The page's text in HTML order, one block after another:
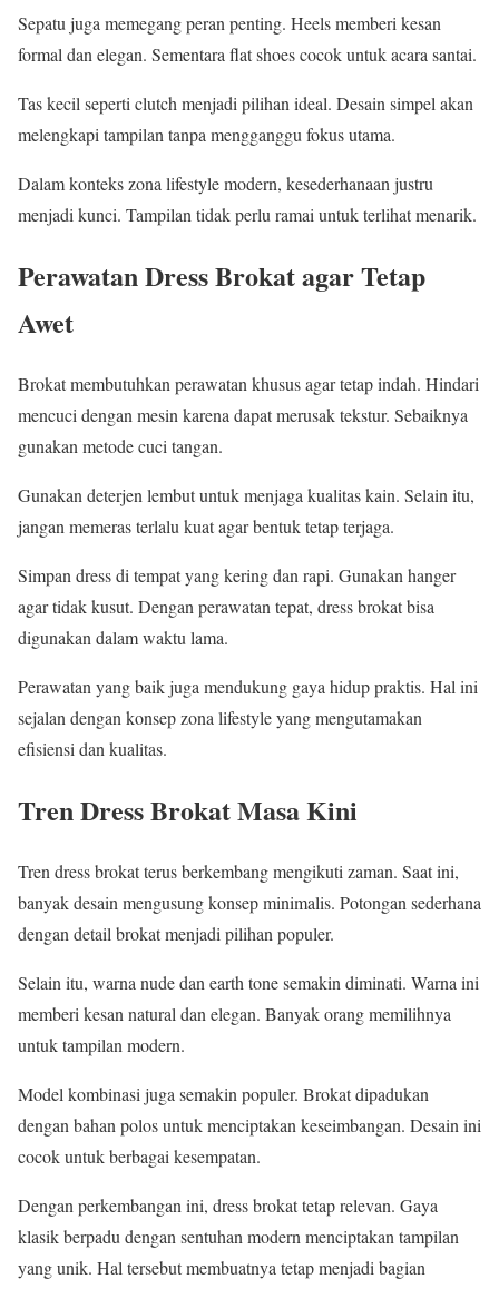
Sepatu juga memegang peran penting. Heels memberi kesan
formal dan elegan. Sementara flat shoes cocok untuk acara santai.
Tas kecil seperti clutch menjadi pilihan ideal. Desain simpel akan
melengkapi tampilan tanpa mengganggu fokus utama.
Dalam konteks zona lifestyle modern, kesederhanaan justru
menjadi kunci. Tampilan tidak perlu ramai untuk terlihat menarik.
Perawatan Dress Brokat agar Tetap
Awet
Brokat membutuhkan perawatan khusus agar tetap indah. Hindari
mencuci dengan mesin karena dapat merusak tekstur. Sebaiknya
gunakan metode cuci tangan.
Gunakan deterjen lembut untuk menjaga kualitas kain. Selain itu,
jangan memeras terlalu kuat agar bentuk tetap terjaga.
Simpan dress di tempat yang kering dan rapi. Gunakan hanger
agar tidak kusut. Dengan perawatan tepat, dress brokat bisa
digunakan dalam waktu lama.
Perawatan yang baik juga mendukung gaya hidup praktis. Hal ini
sejalan dengan konsep zona lifestyle yang mengutamakan
efisiensi dan kualitas.
Tren Dress Brokat Masa Kini
Tren dress brokat terus berkembang mengikuti zaman. Saat ini,
banyak desain mengusung konsep minimalis. Potongan sederhana
dengan detail brokat menjadi pilihan populer.
Selain itu, warna nude dan earth tone semakin diminati. Warna ini
memberi kesan natural dan elegan. Banyak orang memilihnya
untuk tampilan modern.
Model kombinasi juga semakin populer. Brokat dipadukan
dengan bahan polos untuk menciptakan keseimbangan. Desain ini
cocok untuk berbagai kesempatan.
Dengan perkembangan ini, dress brokat tetap relevan. Gaya
klasik berpadu dengan sentuhan modern menciptakan tampilan
yang unik. Hal tersebut membuatnya tetap menjadi bagian